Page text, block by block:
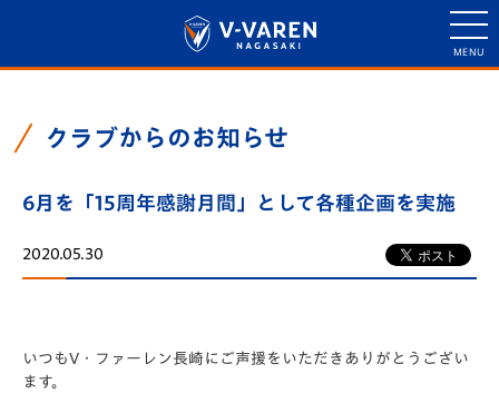
クラブからのお知らせ
6月を「15周年感謝月間」として各種企画を実施
2020.05.30
いつもV・ファーレン長崎にご声援をいただきありがとうござい
ます。